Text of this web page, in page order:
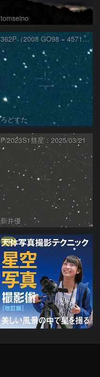
tomseino
362P（2008 GO98 = 457175）
ろどすた
P/2023S1彗星：2025/03/21
新井優
PR